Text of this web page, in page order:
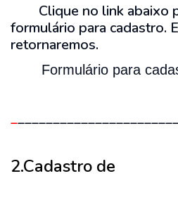
Clique no link abaixo
formulário para cadastro.
retornaremos.
Formulário para
_
2.Cadastro de